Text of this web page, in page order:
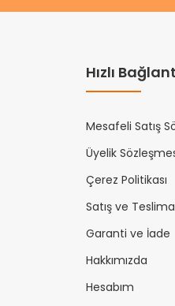
Hızlı
Mesafeli Satış
Üyelik
Çerez Politikası
Satış ve
Garanti ve İade
Hakkımızda
Hesabım